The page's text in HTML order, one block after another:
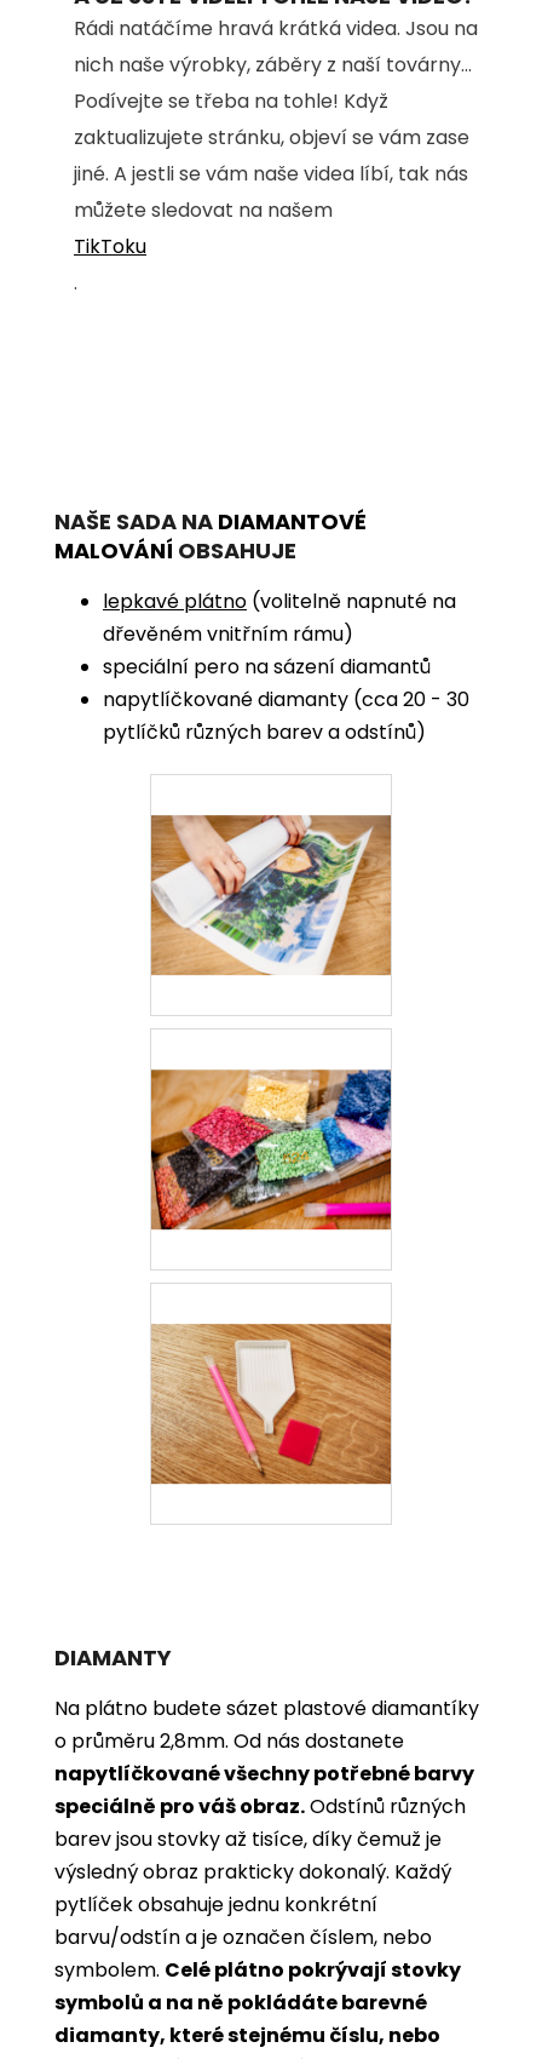
Rádi natáčíme hravá krátká videa. Jsou na
nich naše výrobky, záběry z naší továrny...
Podívejte se třeba na tohle! Když
zaktualizujete stránku, objeví se vám zase
jiné. A jestli se vám naše videa líbí, tak nás
můžete sledovat na našem
TikToku
.
NAŠE SADA NA DIAMANTOVÉ
MALOVÁNÍ OBSAHUJE
lepkavé plátno (volitelně napnuté na
dřevěném vnitřním rámu)
speciální pero na sázení diamantů
napytlíčkované diamanty (cca 20 - 30
pytlíčků různých barev a odstínů)
DIAMANTY
Na plátno budete sázet plastové diamantíky
o průměru 2,8mm. Od nás dostanete
napytlíčkované všechny potřebné barvy
speciálně pro váš obraz.Odstínů různých
barev jsou stovky až tisíce, díky čemuž je
výsledný obraz prakticky dokonalý. Každý
pytlíček obsahuje jednu konkrétní
barvu/odstín a je označen číslem, nebo
symbolem. Celé plátno pokrývají stovky
symbolů a na ně pokládáte barevné
diamanty, které stejnému číslu, nebo